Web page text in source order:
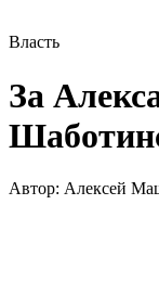
Власть
За
Автор: Алексей